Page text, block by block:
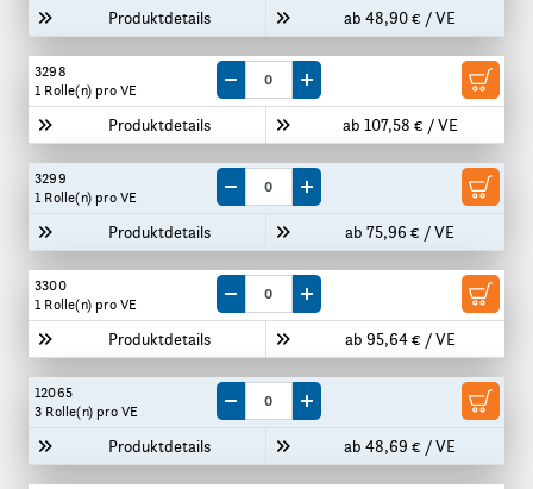
Produktdetails ab 48,90 € / VE
3298
1 Rolle(n) pro VE
Produktdetails ab 107,58 € / VE
Menge um eine VE reduzieren
Menge um eine VE erhöhen
3299
1 Rolle(n) pro VE
Produktdetails ab 75,96 € / VE
Menge um eine VE reduzieren
Menge um eine VE erhöhen
3300
1 Rolle(n) pro VE
Produktdetails ab 95,64 € / VE
Menge um eine VE reduzieren
Menge um eine VE erhöhen
12065
3 Rolle(n) pro VE
Produktdetails ab 48,69 € / VE
Menge um eine VE reduzieren
Menge um eine VE erhöhen